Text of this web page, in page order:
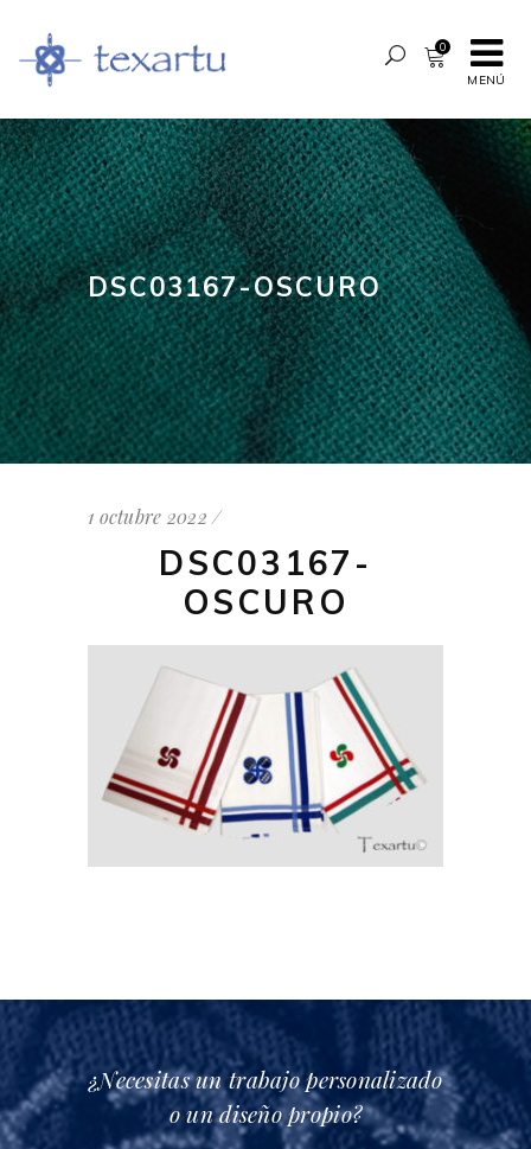
MENÚ
0
DSC03167-OSCURO
1 octubre 2022
DSC03167-
OSCURO
¿Necesitas un trabajo personalizado
o un diseño propio?